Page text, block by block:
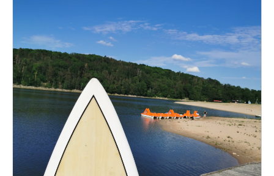
NOVINKY
GALERIE
WEBKAMERA
KONTAKTY